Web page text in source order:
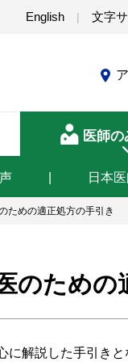
English 文字
医師
日本
ための適正処方の手引き
のための
解説した手引き